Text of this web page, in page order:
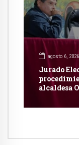
agosto 6, 2026
Jurado
alcaldesa